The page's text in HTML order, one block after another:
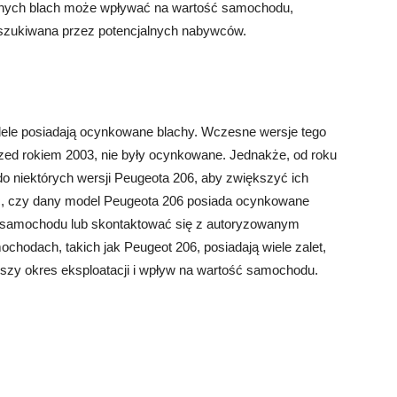
blach może wpływać na wartość samochodu,
przez potencjalnych nabywców.
posiadają ocynkowane blachy. Wczesne wersje tego
rokiem 2003, nie były ocynkowane. Jednakże, od roku
niektórych wersji Peugeota 206, aby zwiększyć ich
czy dany model Peugeota 206 posiada ocynkowane
lub skontaktować się z autoryzowanym
takich jak Peugeot 206, posiadają wiele zalet,
okres eksploatacji i wpływ na wartość samochodu.